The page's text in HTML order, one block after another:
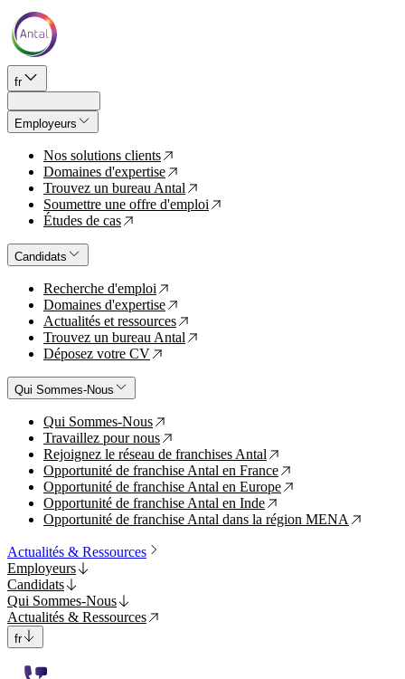
fr
Employeurs
Nos solutions clients ↗
Domaines d'expertise ↗
Trouvez un bureau Antal ↗
Soumettre une offre d'emploi ↗
Études de cas ↗
Candidats
Recherche d'emploi ↗
Domaines d'expertise ↗
Actualités et ressources ↗
Trouvez un bureau Antal ↗
Déposez votre CV ↗
Qui Sommes-Nous
Qui Sommes-Nous ↗
Travaillez pour nous ↗
Rejoignez le réseau de franchises Antal ↗
Opportunité de franchise Antal en France ↗
Opportunité de franchise Antal en Europe ↗
Opportunité de franchise Antal en Inde ↗
Opportunité de franchise Antal dans la région MENA ↗
Actualités & Ressources
Employeurs
Candidats
Qui Sommes-Nous
Actualités & Ressources
fr